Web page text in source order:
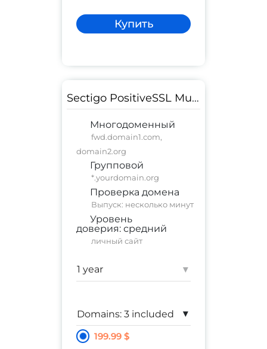
Купить
Sectigo PositiveSSL Multi-Domain Wildcard (2 SAN)
Многодоменный
fwd.domain1.com,
domain2.org
Групповой
*.yourdomain.org
Проверка домена
Выпуск: несколько минут
Уровень
доверия: средний
личный сайт
▾
▾
199.99 $